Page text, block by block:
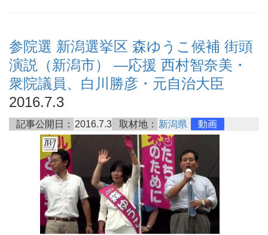
参院選 新潟選挙区 森ゆうこ候補 街頭
演説（新潟市） ―応援 西村智奈美・
衆院議員、白川勝彦・元自治大臣
2016.7.3
記事公開日： 2016.7.3 取材地： 新潟県 動画